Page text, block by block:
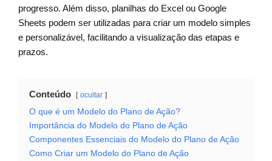
progresso. Além disso, planilhas do Excel ou Google
Sheets podem ser utilizadas para criar um modelo simples
e personalizável, facilitando a visualização das etapas e
prazos.
Conteúdo ocultar
O que é um Modelo do Plano de Ação?
Importância do Modelo do Plano de Ação
Componentes Essenciais do Modelo do Plano de Ação
Como Criar um Modelo do Plano de Ação